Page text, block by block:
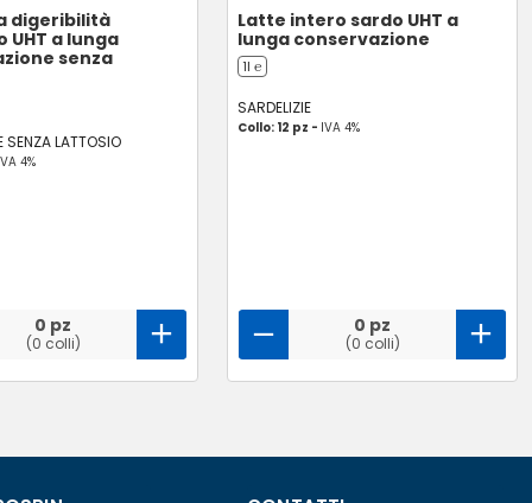
digeribilità
UHT a lunga
senza
SENZA LATTOSIO
4%
0 pz
(0 colli)
Latte intero sardo UHT a
lunga conservazione
1l ℮
SARDELIZIE
Collo: 12 pz - IVA 4%
0 pz
(0 colli)